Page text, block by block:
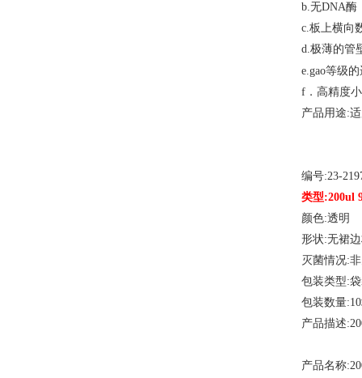
b.无DNA酶
c.板上横向
d.极薄的管
e.gao等级的
f．高精度
产品用途:
编号:23-
类型:200ul
颜色:透明
形状:无裙
灭菌情况:
包装类型:
包装数量
产品描述
产品名称